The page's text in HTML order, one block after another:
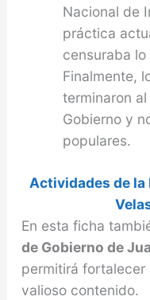
Nacional de
práctica
censuraba
Finalmente,
terminaron
Gobierno y
populares.
Actividades de la
En esta ficha
de Gobierno de
permitirá fortalecer
valioso contenido.